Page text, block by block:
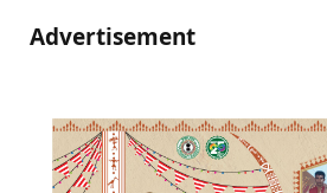
Advertisement